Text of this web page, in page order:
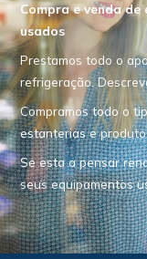
Compra e venda
usados
Prestamos todo o
refrigeração.
Compramos todo o
estanterias e
Se esta a pensar
seus equipamentos